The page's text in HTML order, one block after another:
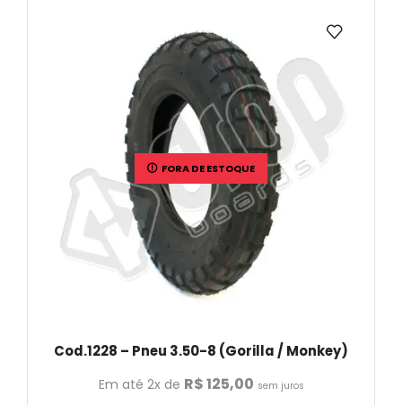
FORA DE ESTOQUE
Cod.1228 – Pneu 3.50-8 (Gorilla / Monkey)
Em até 2x de R$125,00 sem juros